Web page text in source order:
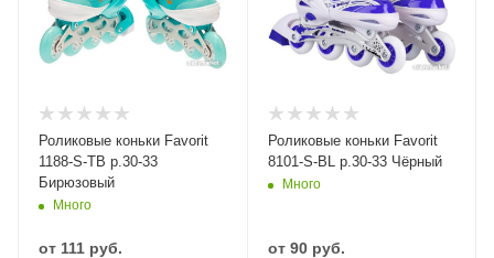
Роликовые коньки Favorit
1188-S-TB р.30-33
Бирюзовый
Много
от 111 руб.
Роликовые коньки Favorit
8101-S-BL р.30-33 Чёрный
Много
от 90 руб.